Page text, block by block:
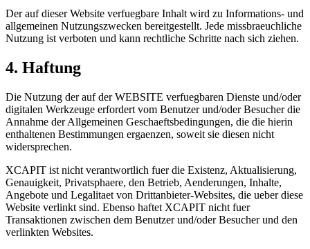
Der auf dieser Website verfuegbare Inhalt wird zu Informations- und
allgemeinen Nutzungszwecken bereitgestellt. Jede missbraeuchliche
Nutzung ist verboten und kann rechtliche Schritte nach sich ziehen.
4. Haftung
Die Nutzung der auf der WEBSITE verfuegbaren Dienste und/oder
digitalen Werkzeuge erfordert vom Benutzer und/oder Besucher die
Annahme der Allgemeinen Geschaeftsbedingungen, die die hierin
enthaltenen Bestimmungen ergaenzen, soweit sie diesen nicht
widersprechen.
XCAPIT ist nicht verantwortlich fuer die Existenz, Aktualisierung,
Genauigkeit, Privatsphaere, den Betrieb, Aenderungen, Inhalte,
Angebote und Legalitaet von Drittanbieter-Websites, die ueber diese
Website verlinkt sind. Ebenso haftet XCAPIT nicht fuer
Transaktionen zwischen dem Benutzer und/oder Besucher und den
verlinkten Websites.